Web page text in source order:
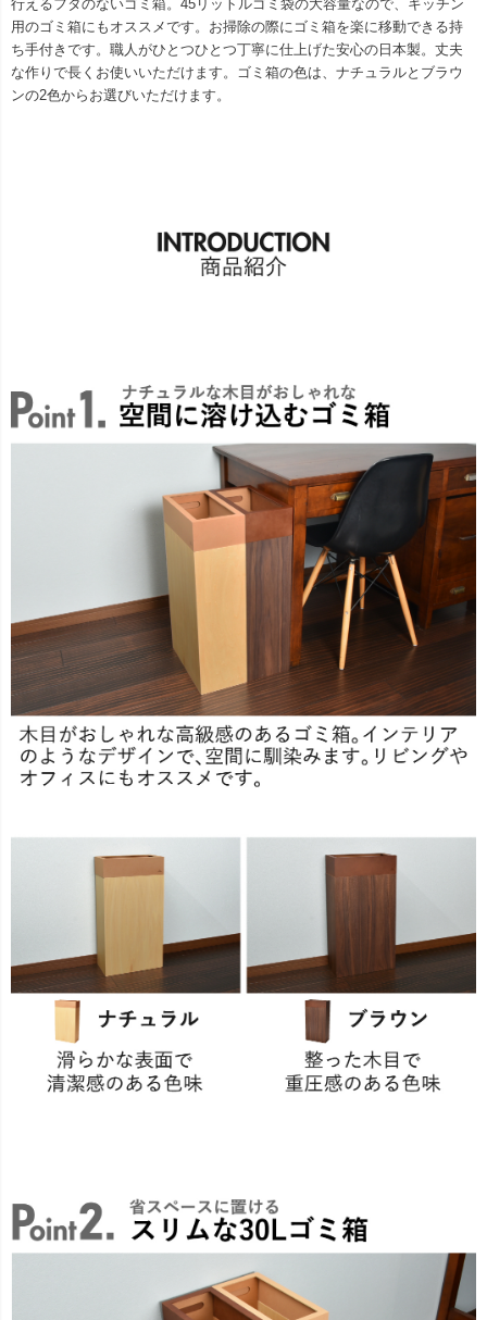
行えるフタのないゴミ箱。45リットルゴミ袋の大容量なので、キッチン
用のゴミ箱にもオススメです。お掃除の際にゴミ箱を楽に移動できる持
ち手付きです。職人がひとつひとつ丁寧に仕上げた安心の日本製。丈夫
な作りで長くお使いいただけます。ゴミ箱の色は、ナチュラルとブラウ
ンの2色からお選びいただけます。